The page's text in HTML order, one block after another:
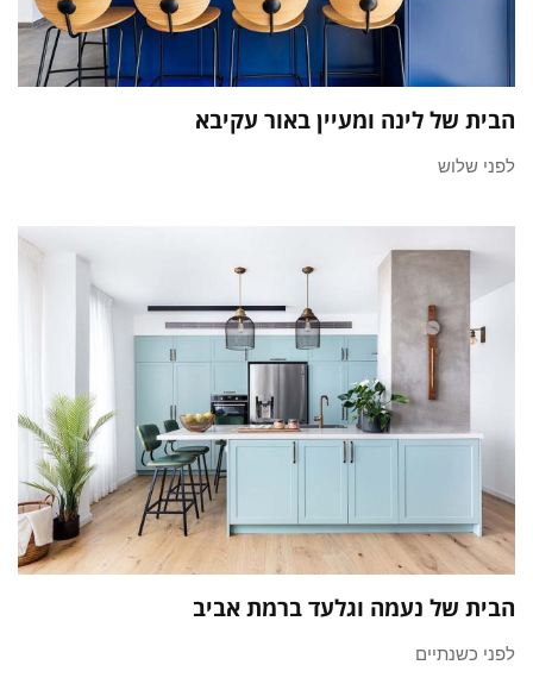
הבית של לינה ומעיין באור עקיבא
לפני שלוש
הבית של נעמה וגלעד ברמת אביב
לפני כשנתיים